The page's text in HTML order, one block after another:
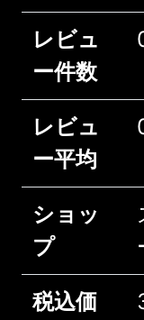
レビュ
ー件数
レビュ
ー平均
ショッ
プ
税込価